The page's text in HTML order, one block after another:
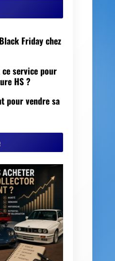
Friday chez
ce service pour
HS ?
pour vendre sa